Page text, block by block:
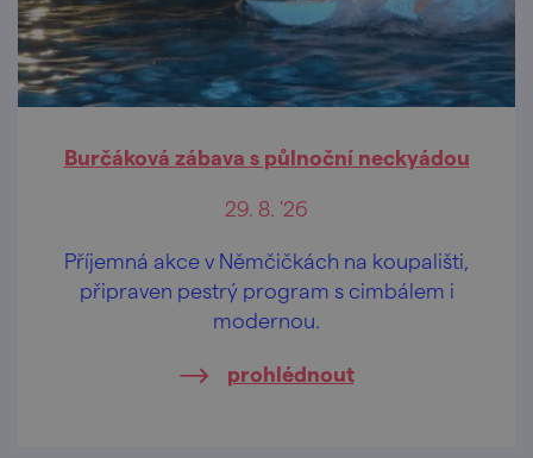
Burčáková zábava s půlnoční neckyádou
29. 8. '26
Příjemná akce v Němčičkách na koupališti,
připraven pestrý program s cimbálem i
modernou.
prohlédnout